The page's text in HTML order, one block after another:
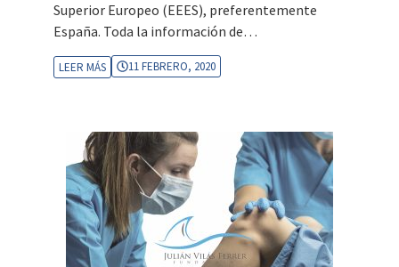
Superior Europeo (EEES), preferentemente
España. Toda la información de…
LEER MÁS 11 FEBRERO, 2020